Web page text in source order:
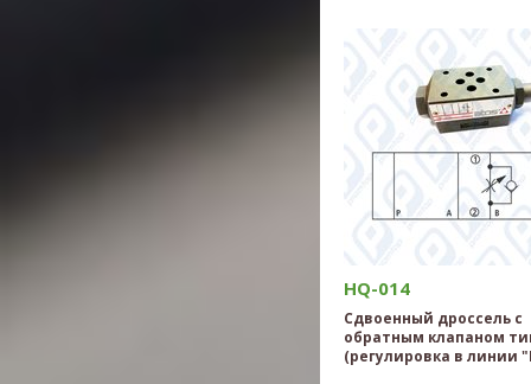
HQ-014
Сдвоенный дроссель с
обратным клапаном
(регулировка в линии